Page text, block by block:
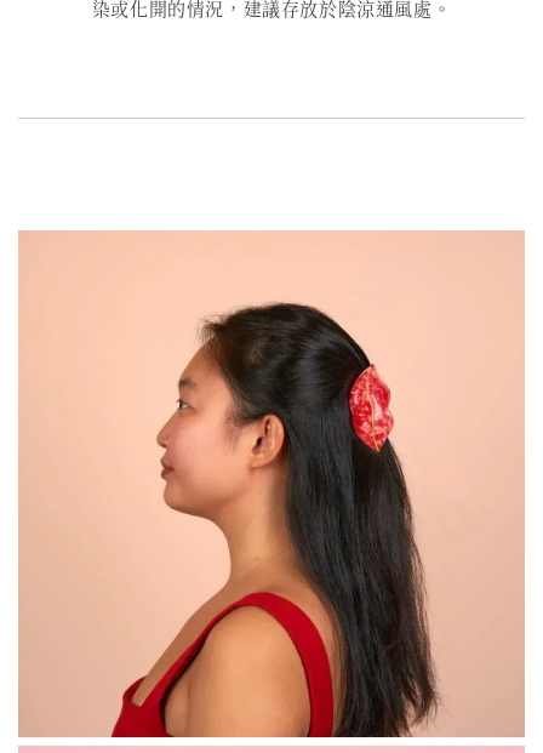
染或化開的情況，建議存放於陰涼通風處。